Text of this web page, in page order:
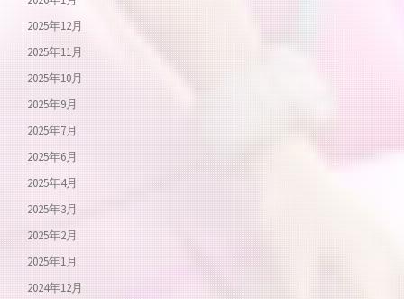
2025年12月
2025年11月
2025年10月
2025年9月
2025年7月
2025年6月
2025年4月
2025年3月
2025年2月
2025年1月
2024年12月